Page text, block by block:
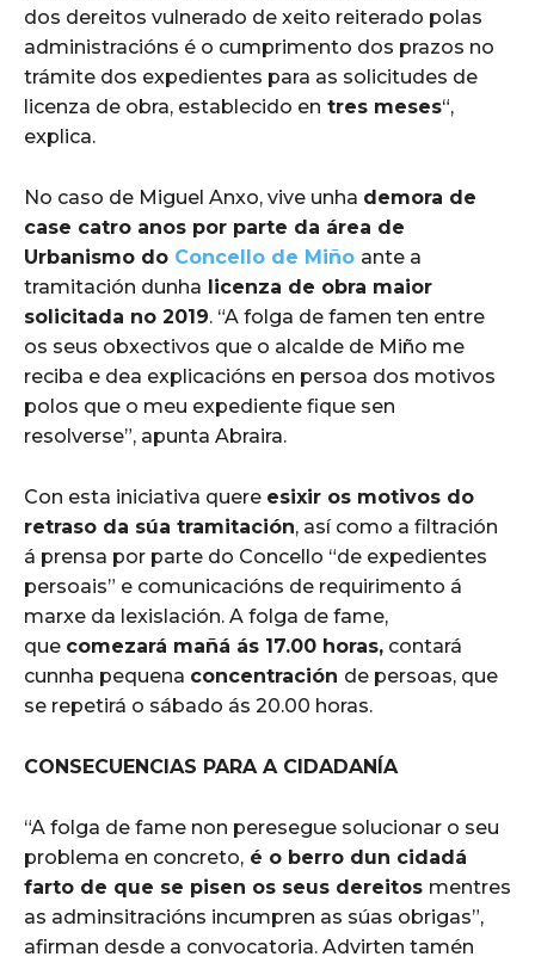
dos dereitos vulnerado de xeito reiterado polas
administracións é o cumprimento dos prazos no
trámite dos expedientes para as solicitudes de
licenza de obra, establecido en tres meses“,
explica.
No caso de Miguel Anxo, vive unha demora de
case catro anos por parte da área de
Urbanismo do Concello de Miño ante a
tramitación dunha licenza de obra maior
solicitada no 2019. “A folga de famen ten entre
os seus obxectivos que o alcalde de Miño me
reciba e dea explicacións en persoa dos motivos
polos que o meu expediente fique sen
resolverse”, apunta Abraira.
Con esta iniciativa quere esixir os motivos do
retraso da súa tramitación, así como a filtración
á prensa por parte do Concello “de expedientes
persoais” e comunicacións de requirimento á
marxe da lexislación. A folga de fame,
que comezará mañá ás 17.00 horas, contará
cunnha pequena concentración de persoas, que
se repetirá o sábado ás 20.00 horas.
CONSECUENCIAS PARA A CIDADANÍA
“A folga de fame non peresegue solucionar o seu
problema en concreto, é o berro dun cidadá
farto de que se pisen os seus dereitos mentres
as adminsitracións incumpren as súas obrigas”,
afirman desde a convocatoria. Advirten tamén